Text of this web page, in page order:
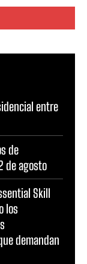
entre
de
de agosto
Skill
los
demandan